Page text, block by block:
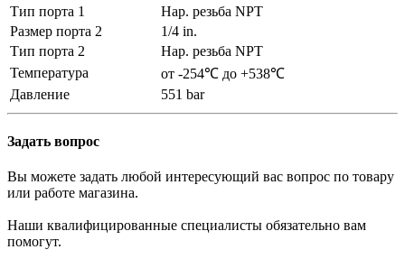
Тип порта 1
Нар. резьба NPT
Размер порта 2
1/4 in.
Тип порта 2
Нар. резьба NPT
Температура
от -254℃ до +538℃
Давление
551 bar
Задать вопрос
Вы можете задать любой интересующий вас вопрос по товару
или работе магазина.
Наши квалифицированные специалисты обязательно вам
помогут.